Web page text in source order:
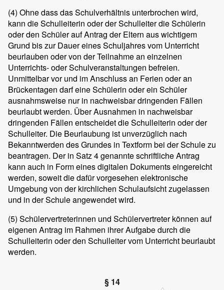
(4) Ohne dass das Schulverhältnis unterbrochen wird,
kann die Schulleiterin oder der Schulleiter die Schülerin
oder den Schüler auf Antrag der Eltern aus wichtigem
Grund bis zur Dauer eines Schuljahres vom Unterricht
beurlauben oder von der Teilnahme an einzelnen
Unterrichts- oder Schulveranstaltungen befreien.
Unmittelbar vor und im Anschluss an Ferien oder an
Brückentagen darf eine Schülerin oder ein Schüler
ausnahmsweise nur in nachweisbar dringenden Fällen
beurlaubt werden. Über Ausnahmen in nachweisbar
dringenden Fällen entscheidet die Schulleiterin oder der
Schulleiter. Die Beurlaubung ist unverzüglich nach
Bekanntwerden des Grundes in Textform bei der Schule zu
beantragen. Der in Satz 4 genannte schriftliche Antrag
kann auch in Form eines digitalen Dokuments eingereicht
werden, soweit die dafür vorgesehen elektronische
Umgebung von der kirchlichen Schulaufsicht zugelassen
und in der Schule angewendet wird.
(5) Schülervertreterinnen und Schülervertreter können auf
eigenen Antrag im Rahmen ihrer Aufgabe durch die
Schulleiterin oder den Schulleiter vom Unterricht beurlaubt
werden.
§ 14